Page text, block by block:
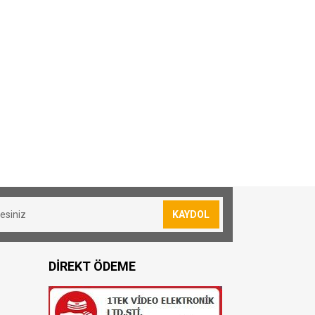
siparişler için 30₺ kargo ücreti
olduğunuz konuma göre
teslim edilmektedir
KAYDOL
DİREKT ÖDEME